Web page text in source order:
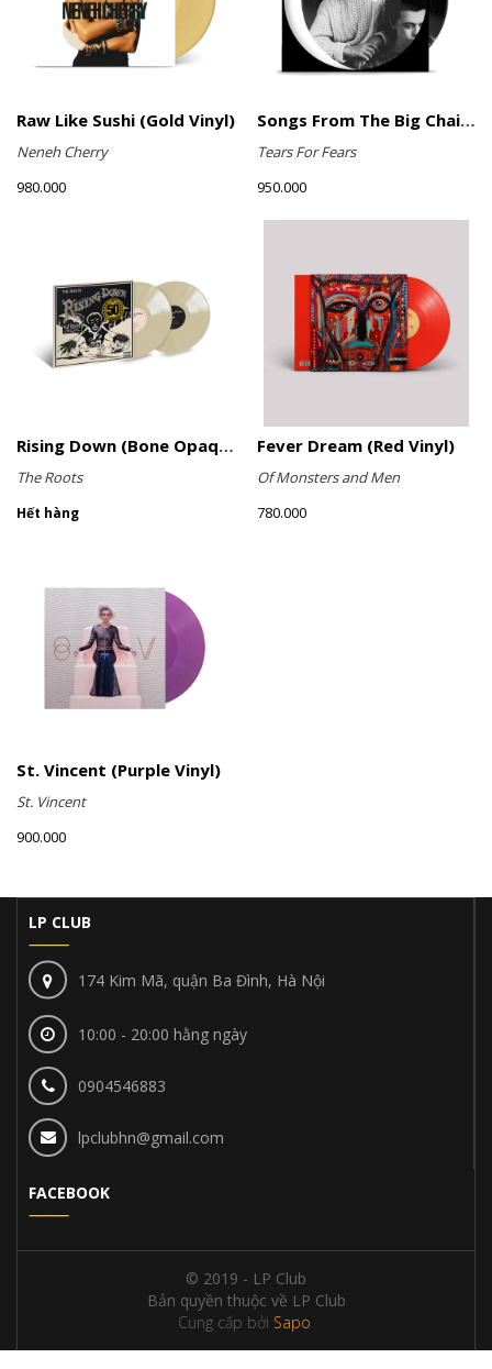
Raw Like Sushi (Gold Vinyl)
Neneh Cherry
980.000
Songs From The Big Chair (Picture Disc)
Tears For Fears
950.000
Rising Down (Bone Opaque Vinyl)
The Roots
Hết hàng
Fever Dream (Red Vinyl)
Of Monsters and Men
780.000
St. Vincent (Purple Vinyl)
St. Vincent
900.000
LP CLUB
174 Kim Mã, quận Ba Đình, Hà Nội
10:00 - 20:00 hằng ngày
0904546883
lpclubhn@gmail.com
FACEBOOK
© 2019 - LP Club
Bản quyền thuộc về LP Club
Cung cấp bởi Sapo